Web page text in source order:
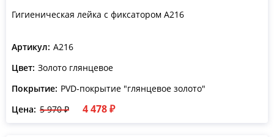
Гигиеническая лейка с фиксатором A216
Артикул: A216
Цвет: Золото глянцевое
Покрытие: PVD-покрытие "глянцевое золото"
Цена: 5 970 ₽ 4 478 ₽